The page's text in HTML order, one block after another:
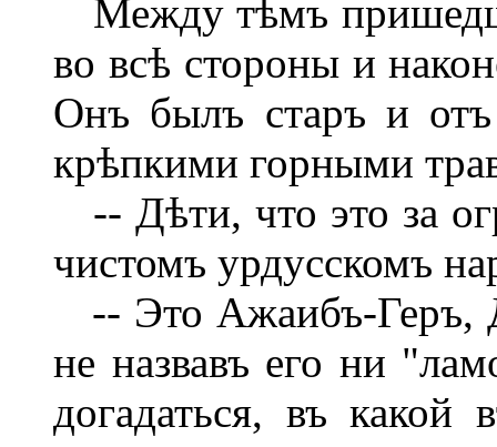
Между тѣмъ
во всѣ стороны и
Онъ былъ старъ и
крѣпкими горными
-- Дѣти, что это за
чистомъ урдусскомъ
-- Это Ажаибъ-Геръ,
не назвавъ его ни
догадаться, въ какой